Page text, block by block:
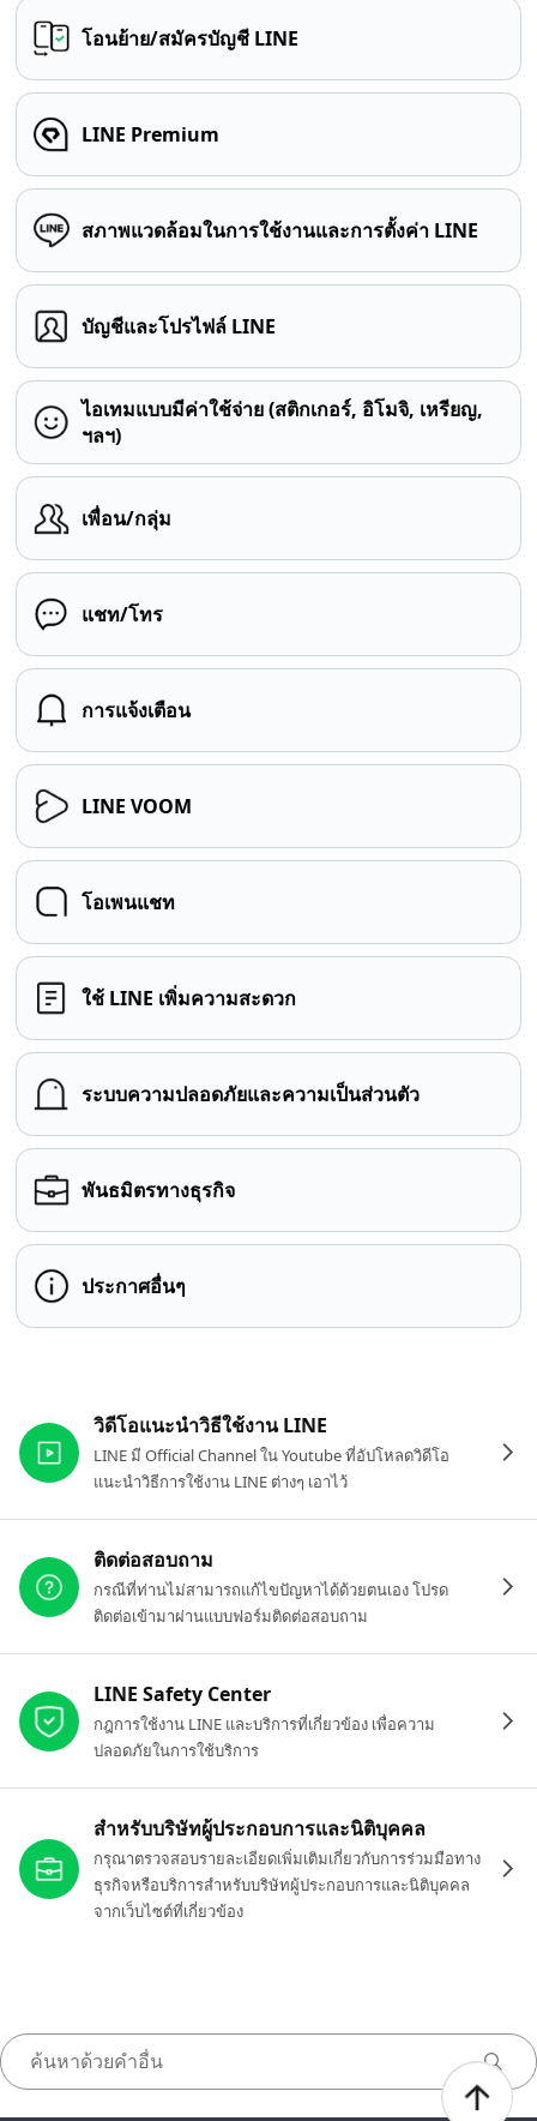
โอนย้าย/สมัครบัญชี LINE
LINE Premium
สภาพแวดล้อมในการใช้งานและการตั้งค่า LINE
บัญชีและโปรไฟล์ LINE
ไอเทมแบบมีค่าใช้จ่าย (สติกเกอร์, อิโมจิ, เหรียญ,
ฯลฯ)
เพื่อน/กลุ่ม
แชท/โทร
การแจ้งเตือน
LINE VOOM
โอเพนแชท
ใช้ LINE เพิ่มความสะดวก
ระบบความปลอดภัยและความเป็นส่วนตัว
พันธมิตรทางธุรกิจ
ประกาศอื่นๆ
วิดีโอแนะนำวิธีใช้งาน LINE
LINE มี Official Channel ใน Youtube ที่อัปโหลดวิดีโอ
แนะนำวิธีการใช้งาน LINE ต่างๆ เอาไว้
ติดต่อสอบถาม
กรณีที่ท่านไม่สามารถแก้ไขปัญหาได้ด้วยตนเอง โปรด
ติดต่อเข้ามาผ่านแบบฟอร์มติดต่อสอบถาม
LINE Safety Center
กฎการใช้งาน LINE และบริการที่เกี่ยวข้อง เพื่อความ
ปลอดภัยในการใช้บริการ
สำหรับบริษัทผู้ประกอบการและนิติบุคคล
กรุณาตรวจสอบรายละเอียดเพิ่มเติมเกี่ยวกับการร่วมมือทาง
ธุรกิจหรือบริการสำหรับบริษัทผู้ประกอบการและนิติบุคคล
จากเว็บไซต์ที่เกี่ยวข้อง